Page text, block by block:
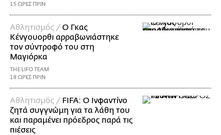
15 ΩΡΕΣ ΠΡΙΝ
Αθλητισμός /Ο Γκας
Κένγουορθι αρραβωνιάστηκε
τον σύντροφό του στη
Μαγιόρκα
THE LIFO TEAM
18 ΩΡΕΣ ΠΡΙΝ
Αθλητισμός / FIFA: Ο Ινφαντίνο
ζητά συγγνώμη για τα λάθη του
και παραμένει πρόεδρος παρά τις
πιέσεις